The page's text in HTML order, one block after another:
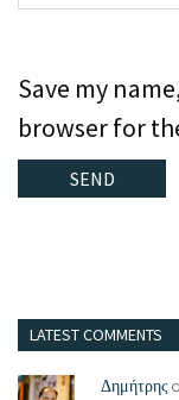
Save my
browser for
LATEST COMMENTS
Δημήτρης